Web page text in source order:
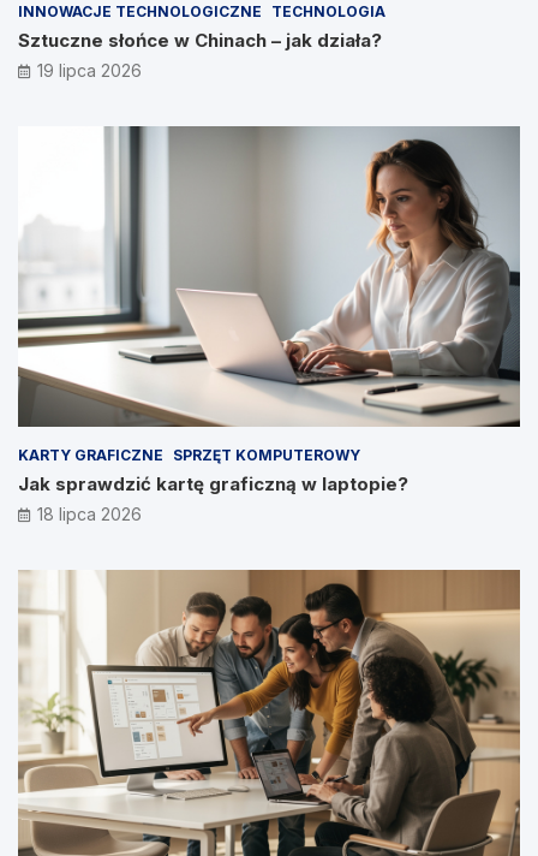
INNOWACJE TECHNOLOGICZNE TECHNOLOGIA
Sztuczne słońce w Chinach – jak działa?
19 lipca 2026
KARTY GRAFICZNE SPRZĘT KOMPUTEROWY
Jak sprawdzić kartę graficzną w laptopie?
18 lipca 2026